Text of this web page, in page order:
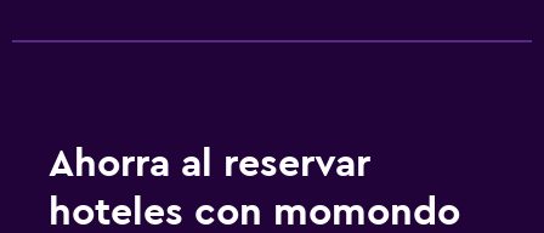
Ahorra al reservar
hoteles con momondo